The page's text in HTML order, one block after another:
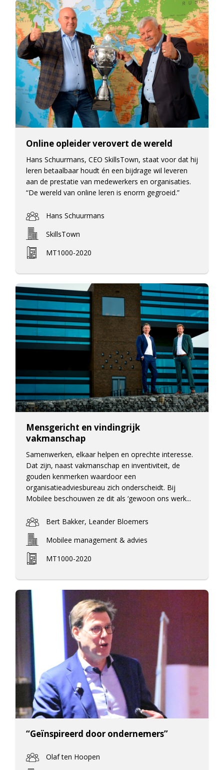
Online opleider verovert de wereld
Hans Schuurmans, CEO SkillsTown, staat voor dat hij
leren betaalbaar houdt én een bijdrage wil leveren
aan de prestatie van medewerkers en organisaties.
“De wereld van online leren is enorm gegroeid.”
Hans Schuurmans
SkillsTown
MT1000-2020
Mensgericht en vindingrijk
vakmanschap
Samenwerken, elkaar helpen en oprechte interesse.
Dat zijn, naast vakmanschap en inventiviteit, de
gouden kenmerken waardoor een
organisatieadviesbureau zich onderscheidt. Bij
Mobilee beschouwen ze dit als ‘gewoon ons werk...
Bert Bakker, Leander Bloemers
Mobilee management & advies
MT1000-2020
“Geïnspireerd door ondernemers”
Olaf ten Hoopen